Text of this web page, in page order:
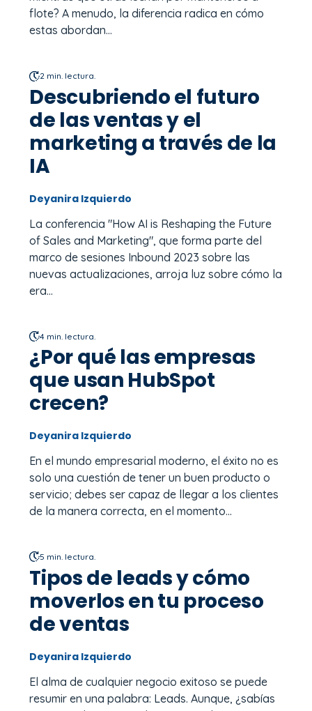
flote? A menudo, la diferencia radica en cómo
estas abordan...
2 min. lectura.
Descubriendo el futuro
de las ventas y el
marketing a través de la
IA
Deyanira Izquierdo
La conferencia "How AI is Reshaping the Future
of Sales and Marketing", que forma parte del
marco de sesiones Inbound 2023 sobre las
nuevas actualizaciones, arroja luz sobre cómo la
era...
4 min. lectura.
¿Por qué las empresas
que usan HubSpot
crecen?
Deyanira Izquierdo
En el mundo empresarial moderno, el éxito no es
solo una cuestión de tener un buen producto o
servicio; debes ser capaz de llegar a los clientes
de la manera correcta, en el momento...
5 min. lectura.
Tipos de leads y cómo
moverlos en tu proceso
de ventas
Deyanira Izquierdo
El alma de cualquier negocio exitoso se puede
resumir en una palabra: Leads. Aunque, ¿sabías